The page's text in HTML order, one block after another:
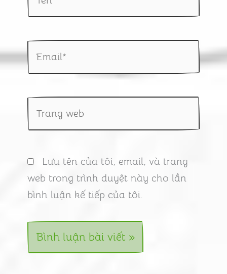
web
Lưu tên của tôi, email, và trang
web trong trình duyệt này cho lần
bình luận kế tiếp của tôi.